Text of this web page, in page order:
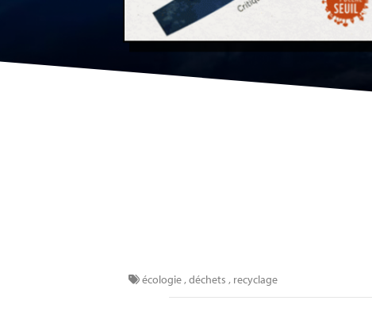
écologie,déchets , recyclage